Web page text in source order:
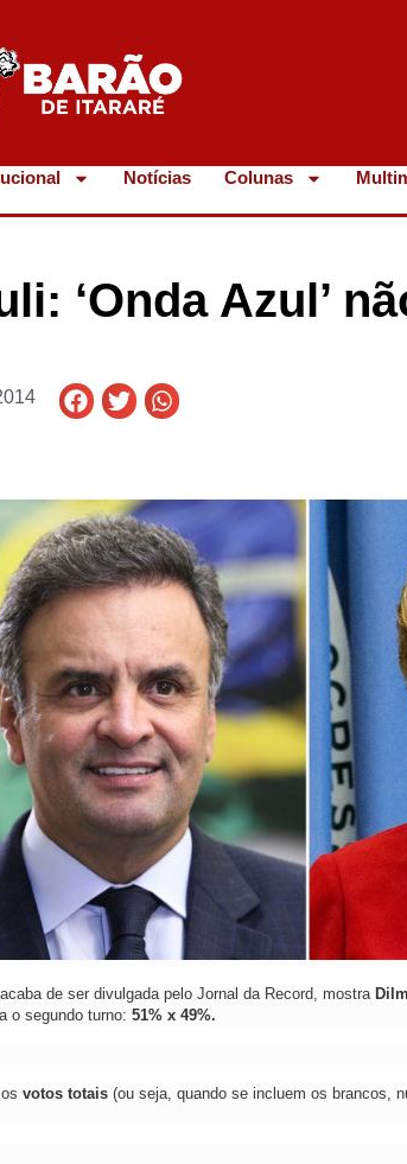
Notícias Colunas
‘Onda Azul’
de ser divulgada pelo Jornal da Record, mostra
o segundo turno: 51% x 49%.
votos totais (ou seja, quando se incluem os brancos,